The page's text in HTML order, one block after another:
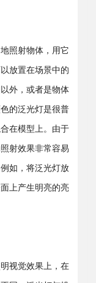
照射物体，用它
放置在场景中的
外，或者是物体
的泛光灯是很普
在模型上。由于
射效果非常容易
如，将泛光灯放
上产生明亮的亮
视觉效果上，在